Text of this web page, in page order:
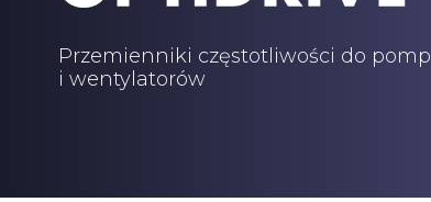
Przemienniki częstotliwości do pomp
i wentylatorów